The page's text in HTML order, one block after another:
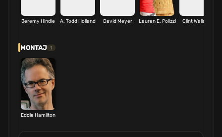
Jeremy Hindle A. Todd Holland David Meyer Lauren E. Polizzi Clint Wallace
MONTAJ 1
Eddie Hamilton